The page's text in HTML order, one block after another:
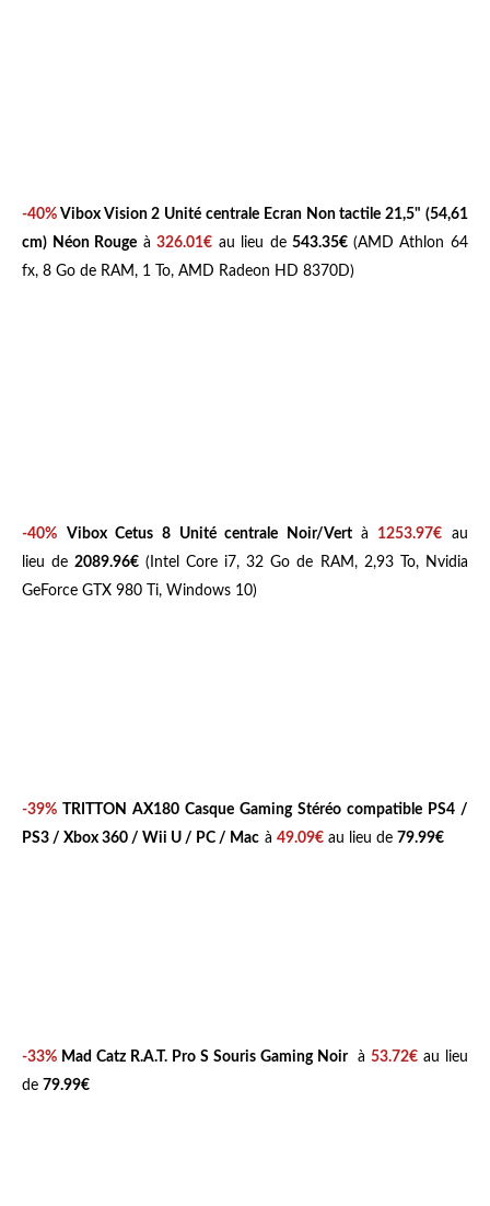
-40% Vibox Vision 2 Unité centrale Ecran Non tactile 21,5" (54,61
cm) Néon Rouge à326.01€ au lieu de543.35€ (AMD Athlon 64
fx, 8 Go de RAM, 1 To, AMD Radeon HD 8370D)
-40% Vibox Cetus 8 Unité centrale Noir/Vert à 1253.97€ au
lieu de2089.96€ (Intel Core i7, 32 Go de RAM, 2,93 To, Nvidia
GeForce GTX 980 Ti, Windows 10)
-39% TRITTON AX180 Casque Gaming Stéréo compatible PS4 /
PS3 / Xbox 360 / Wii U / PC / Mac à 49.09€ au lieu de 79.99€
-33% Mad Catz R.A.T. Pro S Souris Gaming Noir à 53.72€ au lieu
de 79.99€